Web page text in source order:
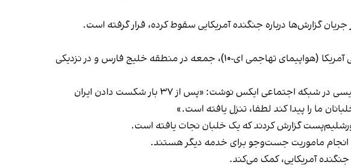
از سوی دیگر، نیویورک‌تایمز ۱۴ فروردین به نقل از دو مقام آمریکایی نوشت که یک جنگنده دیگر نیروی هوایی آمریکا (هواپیمای تهاجمی ای-۱۰)، جمعه در منطقه خلیج فارس و در نزدیکی
محمدباقر قالیباف، رییس مجلس شورای اسلامی، در واکنش به سقوط جنگنده اف-۱۵ آمریکا، به زبان انگلیسی در شبکه اجتماعی ایکس نوشت: «پس از ۳۷ بار شکست دادن ایران
ما را پیدا کند لطفا، تنزل یافته است.»
گزارش کردند که یک خلبان نجات یافته است.
انجام ماموریت جست‌وجو برای خدمه دیگر هستند.
آمریکایی، کمک می‌کند.